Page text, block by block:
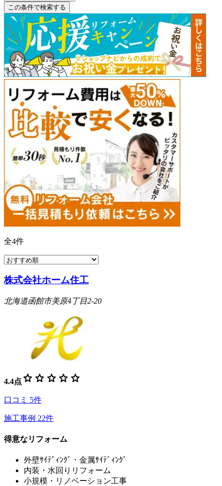
この条件で検索する
全4件
株式会社ホーム住工
北海道函館市美原4丁目2-20
4.4点 star star star star star
口コミ 5件
施工事例 22件
得意なリフォーム
外壁ｻｲﾃﾞｨﾝｸﾞ・金属ｻｲﾃﾞｨﾝｸﾞ
内装・水回りリフォーム
小規模・リノベーション工事